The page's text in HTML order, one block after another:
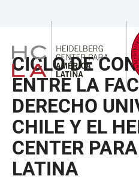
LINKS
MAIN
CONTENT
NAVIGATION
FORM
CICLO DE
ENTRE LA
DERECHO
CHILE Y EL
CENTER
LATINA